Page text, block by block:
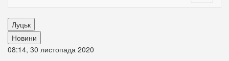
Луцьк
Новини
08:14, 30 листопада 2020